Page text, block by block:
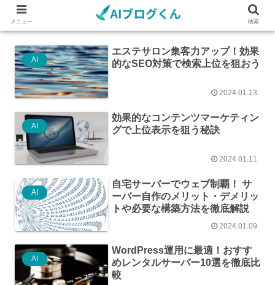
AI
エステサロン集客力アップ！効果
的なSEO対策で検索上位を狙おう
2024.01.13
AI
効果的なコンテンツマーケティン
グで上位表示を狙う秘訣
2024.01.11
AI
自宅サーバーでウェブ制覇！ サ
ーバー自作のメリット・デメリッ
トや必要な構築方法を徹底解説
2024.01.09
AI
WordPress運用に最適！おすす
めレンタルサーバー10選を徹底比
較
メニュー 検索